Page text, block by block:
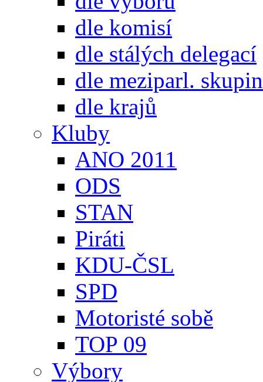
dle komisí
dle stálých delegací
dle meziparl. skupin
dle krajů
Kluby
ANO 2011
ODS
STAN
Piráti
KDU-ČSL
SPD
Motoristé sobě
TOP 09
Výbory